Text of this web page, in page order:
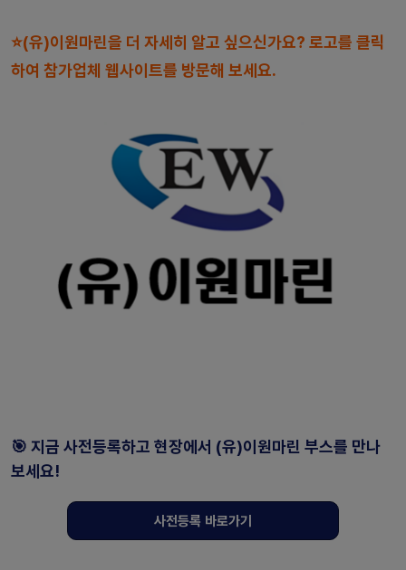
⭐(유)이원마린을 더 자세히 알고 싶으신가요? 로고를 클릭
하여 참가업체 웹사이트를 방문해 보세요.
🎯 지금 사전등록하고 현장에서 (유)이원마린 부스를 만나
보세요!
사전등록 바로가기